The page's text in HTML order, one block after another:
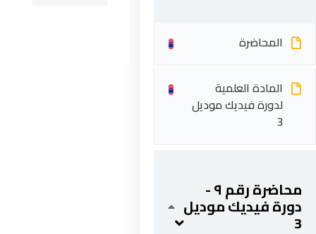
المحاضرة
المادة العلمية
لدورة فيديك موديل
3
محاضرة رقم ٩ -
دورة فيديك موديل
3
ابقى على تواصل
201287888051+
info@acarea.com.eg